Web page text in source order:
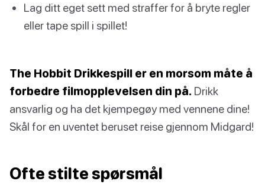
Lag ditt eget sett med straffer for å bryte regler
eller tape spill i spillet!
The Hobbit Drikkespill er en morsom måte å
forbedre filmopplevelsen din på. Drikk
ansvarlig og ha det kjempegøy med vennene dine!
Skål for en uventet beruset reise gjennom Midgard!
Ofte stilte spørsmål